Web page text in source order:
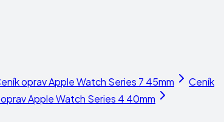
opravApple Watch Series 7 45mm
Ceník
Apple Watch Series 4 40mm